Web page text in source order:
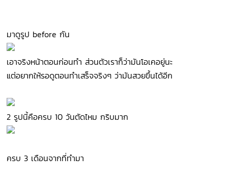
มาดูรูป before กัน
เอาจริงหน้าตอนก่อนทำ ส่วนตัวเราก็ว่ามันโอเคอยู่นะ
แต่อยากให้รอดูตอนทำเสร็จจริงๆ ว่ามันสวยขึ้นได้อีก
2 รูปนี้คือครบ 10 วันตัดไหม กริบมาก
ครบ 3 เดือนจากที่ทำมา